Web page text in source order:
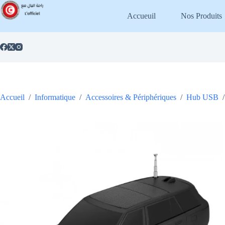
Passer
au
contenu
Accueuil Nos Produits
Accueil / Informatique / Accessoires & Périphériques / Hub USB /